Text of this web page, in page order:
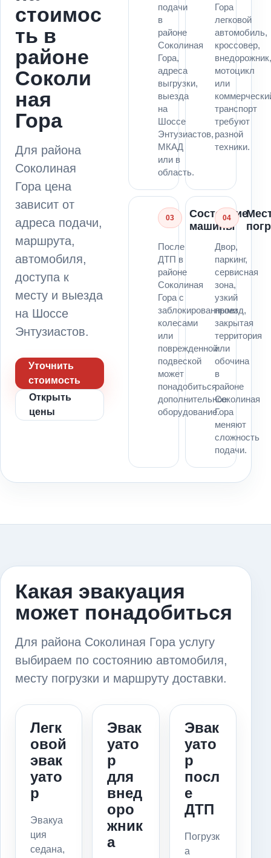
стоимос
ть в
районе
Соколи
ная
Гора
Для района
Соколиная
Гора цена
зависит от
адреса подачи,
маршрута,
автомобиля,
доступа к
месту и выезда
на Шоссе
Энтузиастов.
Уточнить
стоимость
Открыть
цены
подачи
в
районе
Соколиная
Гора,
адреса
выгрузки,
выезда
на
Шоссе
Энтузиастов,
МКАД
или в
область.
Гора
легковой
автомобиль,
кроссовер,
мотоцикл
или
транспорт
требуют
разной
техники.
03
Состояние
машины
После
ДТП в
районе
Соколиная
Гора с
заблокированными
колесами
или
поврежденной
подвеской
может
понадобиться
дополнительное
оборудование.
04
Двор,
паркинг,
сервисная
зона,
узкий
проезд,
закрытая
территория
или
обочина
в
районе
Соколиная
Гора
меняют
сложность
подачи.
Какая эвакуация
может понадобиться
Для района Соколиная Гора услугу
выбираем по состоянию автомобиля,
месту погрузки и маршруту доставки.
Легк
овой
эвак
уато
р
Эвакуа
ция
седана,
Эвак
уато
р
для
внед
оро
жник
а
Эвак
уато
р
посл
е
ДТП
Погрузк
а